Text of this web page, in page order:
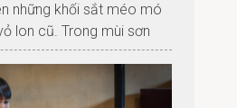
những khối sắt méo mó
lon cũ. Trong mùi sơn
mùi sắt rỉ, nghệ sĩ tái sinh
Dân đi giữa đống phế
ý tưởng, nhặt thứ người